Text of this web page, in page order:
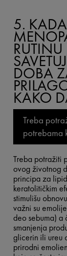
5.
DOBA
KAKO
Treba
potrebama
Treba potražiti
ovog životnog
principa za
keratolitičkim
stimulišu
važni su
deo sebuma) a
smanjenja
glicerin ili ureu
prirodni